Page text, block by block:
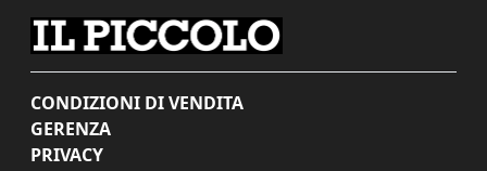
CONDIZIONI DI VENDITA
GERENZA
PRIVACY